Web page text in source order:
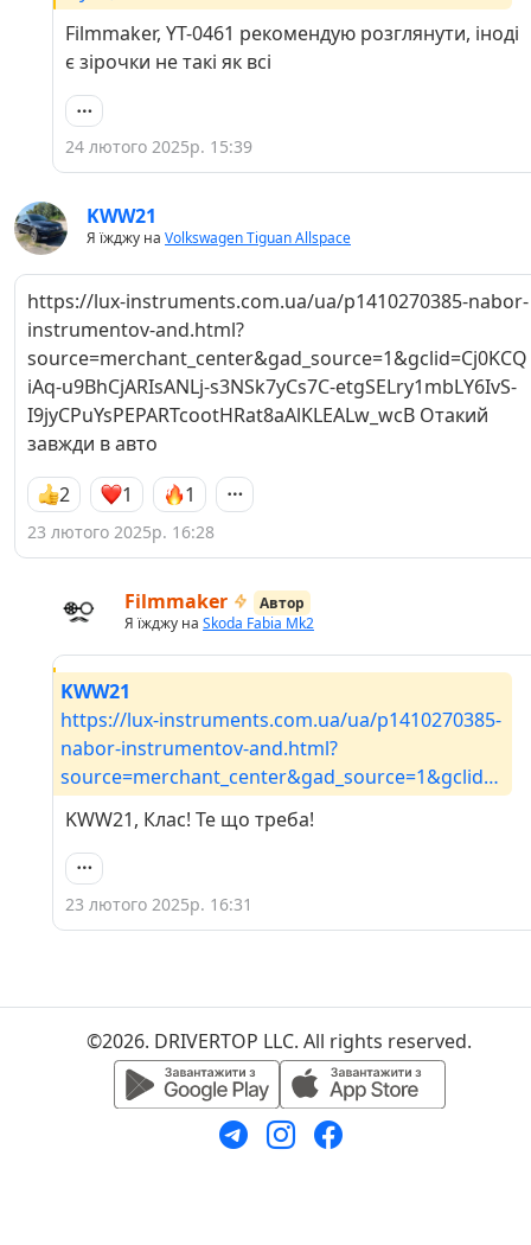
Filmmaker, YT-0461 рекомендую розглянути, іноді
є зірочки не такі як всі
24 лютого 2025р. 15:39
KWW21
Я їжджу на Volkswagen Tiguan Allspace
https://lux-instruments.com.ua/ua/p1410270385-nabor-
instrumentov-and.html?
source=merchant_center&gad_source=1&gclid=Cj0KCQ
iAq-u9BhCjARIsANLj-s3NSk7yCs7C-etgSELry1mbLY6IvS-
I9jyCPuYsPEPARTcootHRat8aAlKLEALw_wcB Отакий
завжди в авто
2
1
1
23 лютого 2025р. 16:28
Filmmaker
Автор
Я їжджу на Skoda Fabia Mk2
KWW21
https://lux-instruments.com.ua/ua/p1410270385-
nabor-instrumentov-and.html?
source=merchant_center&gad_source=1&gclid=C
j0KCQiAq-u9BhCjARIsANLj-s3NSk7yCs7C-
etgSELry1mbLY6IvS-
I9jyCPuYsPEPARTcootHRat8aAlKLEALw_wcB
Отакий завжди в авто
KWW21, Клас! Те що треба!
23 лютого 2025р. 16:31
©2026. DRIVERTOP LLC. All rights reserved.